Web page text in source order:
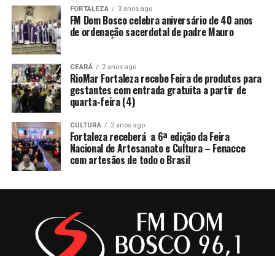
FORTALEZA 3 anos ago
FM Dom Bosco celebra aniversário de 40 anos
de ordenação sacerdotal de padre Mauro
CEARÁ 2 anos ago
RioMar Fortaleza recebe Feira de produtos para
gestantes com entrada gratuita a partir de
quarta-feira (4)
CULTURA 2 anos ago
Fortaleza receberá a 6ª edição da Feira
Nacional de Artesanato e Cultura – Fenacce
com artesãos de todo o Brasil